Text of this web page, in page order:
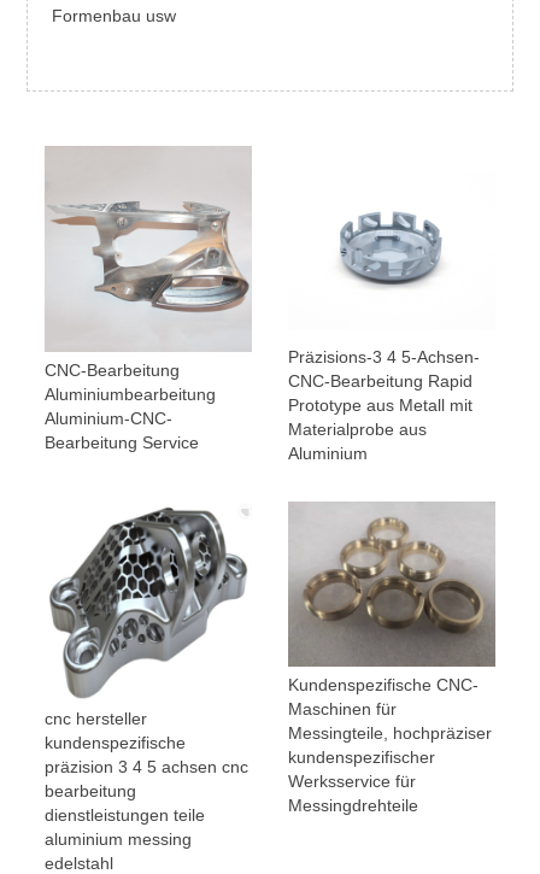
Formenbau usw
CNC-Bearbeitung
Aluminiumbearbeitung
Aluminium-CNC-
Bearbeitung Service
Präzisions-3 4 5-Achsen-
CNC-Bearbeitung Rapid
Prototype aus Metall mit
Materialprobe aus
Aluminium
cnc hersteller
kundenspezifische
präzision 3 4 5 achsen cnc
bearbeitung
dienstleistungen teile
aluminium messing
edelstahl
Kundenspezifische CNC-
Maschinen für
Messingteile, hochpräziser
kundenspezifischer
Werksservice für
Messingdrehteile